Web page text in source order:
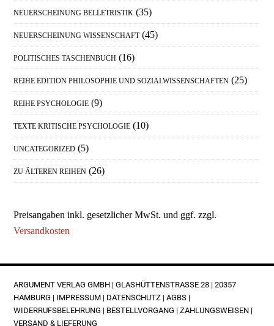
NEUERSCHEINUNG BELLETRISTIK (35)
NEUERSCHEINUNG WISSENSCHAFT (45)
POLITISCHES TASCHENBUCH (16)
REIHE EDITION PHILOSOPHIE UND SOZIALWISSENSCHAFTEN (25)
REIHE PSYCHOLOGIE (9)
TEXTE KRITISCHE PSYCHOLOGIE (10)
UNCATEGORIZED (5)
ZU ÄLTEREN REIHEN (26)
Preisangaben inkl. gesetzlicher MwSt. und ggf. zzgl.
Versandkosten
FOOTER
ARGUMENT VERLAG GMBH | GLASHÜTTENSTRASSE 28 | 20357 H
AMBURG | IMPRESSUM | DATENSCHUTZ |AGBS |
WIDERRUFSBELEHRUNG | BESTELLVORGANG |ZAHLUNGSWEISEN |
VERSAND & LIEFERUNG